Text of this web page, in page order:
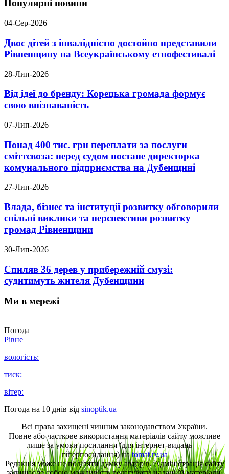
Популярні новини
04-Сер-2026
Двоє дітей з інвалідністю достойно представили
Рівненщину на Всеукраїнському етнофестивалі
28-Лип-2026
Від ідеї до бренду: Корецька громада формує
свою впізнаваність
07-Лип-2026
Понад 400 тис. грн переплати за послуги
сміттєвоза: перед судом постане директорка
комунального підприємства на Дубенщині
27-Лип-2026
Влада, бізнес та інституції розвитку обговорили
спільні виклики та перспективи розвитку
громад Рівненщини
30-Лип-2026
Спиляв 36 дерев у прибережній смузі:
судитимуть жителя Дубенщини
Ми в мережі
Погода
Рівне
вологість:
тиск:
вітер:
Погода на 10 днів від sinoptik.ua
Всі права захищені чинним законодавством України.
Повне або часткове використання матеріалів сайту можливе
лише за умови посилання (для інтернет-видань —
гіперпосилання) наtomat.rv.ua
Редакція може не поділяти думку авторів. Адміністрація сайту